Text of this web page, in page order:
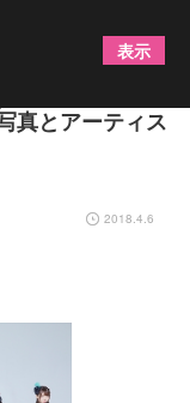
」デジタル
真とアーティス
2018.4.6
表示